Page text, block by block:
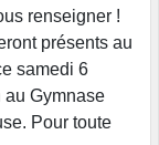
renseigner !
présents au
samedi 6
au Gymnase
Pour toute